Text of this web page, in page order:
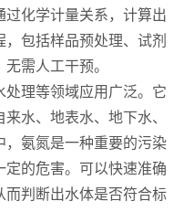
过化学计量关系，计算出
包括样品预处理、试剂
需人工干预。
理等领域应用广泛。它
水、地表水、地下水、
，氨氮是一种重要的污染
的危害。可以快速准确
而判断出水体是否符合标